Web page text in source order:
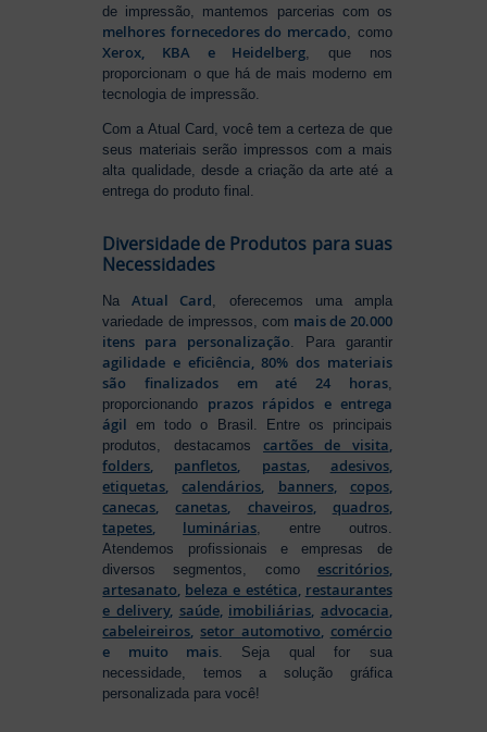
de impressão, mantemos parcerias com os
melhores fornecedores do mercado, como
Xerox, KBA e Heidelberg, que nos
proporcionam o que há de mais moderno em
tecnologia de impressão.
Com a Atual Card, você tem a certeza de que
seus materiais serão impressos com a mais
alta qualidade, desde a criação da arte até a
entrega do produto final.
Diversidade de Produtos para suas
Necessidades
NaAtual Card , oferecemos uma ampla
variedade de impressos, com mais de 20.000
itens para personalização . Para garantir
agilidade e eficiência, 80% dos materiais
são finalizados em até 24 horas,
proporcionando prazos rápidos e entrega
ágil em todo o Brasil. Entre os principais
produtos, destacamos cartões de visita,
folders, panfletos, pastas, adesivos,
etiquetas,calendários, banners, copos,
canecas,canetas, chaveiros, quadros,
tapetes, luminárias , entre outros.
Atendemos profissionais e empresas de
diversos segmentos, como escritórios,
artesanato, beleza e estética, restaurantes
e delivery, saúde, imobiliárias, advocacia,
cabeleireiros, setor automotivo, comércio
e muito mais . Seja qual for sua
necessidade, temos a solução gráfica
personalizada para você!